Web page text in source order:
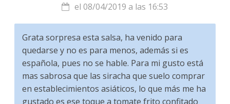
el 08/04/2019 a las 16:53
Grata sorpresa esta salsa, ha venido para
quedarse y no es para menos, además si es
española, pues no se hable. Para mi gusto está
mas sabrosa que las siracha que suelo comprar
en establecimientos asiáticos, lo que más me ha
gustado es ese toque a tomate frito confitado